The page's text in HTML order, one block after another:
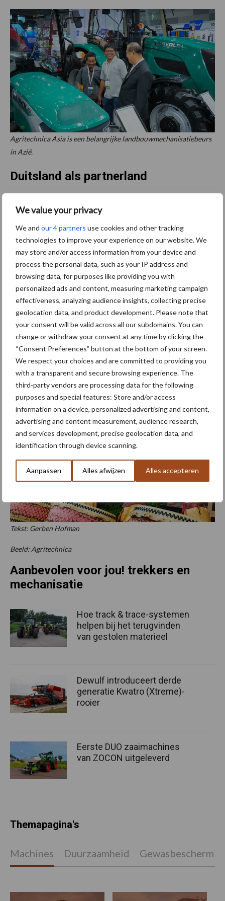
We value your privacy
We and our 4 partners use cookies and other tracking
technologies to improve your experience on our website. We
may store and/or access information from your device and
process the personal data, such as your IP address and
browsing data, for purposes like providing you with
personalized ads and content, measuring marketing campaign
effectiveness, analyzing audience insights, collecting precise
geolocation data, and product development. Please note that
your consent will be valid across all our subdomains. You can
change or withdraw your consent at any time by clicking the
“Consent Preferences” button at the bottom of your screen.
We respect your choices and are committed to providing you
with a transparent and secure browsing experience. The
third-party vendors are processing data for the following
purposes and special features: Store and/or access
information on a device, personalized advertising and content,
advertising and content measurement, audience research,
and services development, precise geolocation data, and
identification through device scanning.
Aanpassen Alles afwijzen Alles accepteren
Agritechnica Asia is een belangrijke landbouwmechanisatiebeurs
in Azië.
Duitsland als partnerland
landbouworganisatie die ook achter de Agritechnica in Hannover
zit. Het Thaise ministerie van Landbouw en Coöperaties was
medeorganisator. Volgens de organisatie laat de beurs zien dat
internationale samenwerking en technologische vernieuwing
steeds belangrijker worden voor de landbouw in de regio. Op de
beursvloer kwamen Europese kennis, Aziatische praktijkervaring
en lokale marktvragen letterlijk bij elkaar.
Volgende halte: Vietnam
Agritechnica Asia blijft de komende jaren rouleren tussen
Thailand en Vietnam. De volgende editie vindt plaats van 17 tot
en met 19 maart 2027 in Vietnam. Daarna keert de beurs van 17
tot en met 19 mei 2028 terug naar Bangkok.
Tekst: Gerben Hofman
Beeld: Agritechnica
Aanbevolen voor jou! trekkers en
mechanisatie
Hoe track & trace-systemen
helpen bij het terugvinden
van gestolen materieel
Dewulf introduceert derde
generatie Kwatro (Xtreme)-
rooier
Eerste DUO zaaimachines
van ZOCON uitgeleverd
Themapagina's
Machines Duurzaamheid